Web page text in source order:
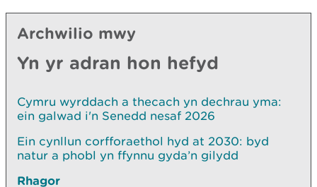
Archwilio mwy
Yn yr adran hon hefyd
Cymru wyrddach a thecach yn dechrau yma:
ein galwad i'n Senedd nesaf 2026
Ein cynllun corfforaethol hyd at 2030: byd
natur a phobl yn ffynnu gyda’n gilydd
Rhagor